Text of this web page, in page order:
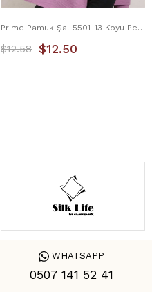
Prime Pamuk Şal 5501-13 Koyu Pembe
$12.50
$12.58
WHATSAPP
0507 141 52 41